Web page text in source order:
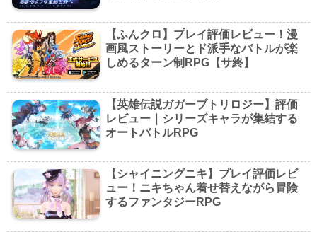
【ふんクロ】プレイ評価レビュー！漫
画風ストーリーとド派手なバトルが楽
しめるターン制RPG【サ終】
【英雄伝説ガガーブトリロジー】評価
レビュー｜シリーズキャラが集結する
オートバトルRPG
【シャイニングニキ】プレイ評価レビ
ュー！ニキちゃん着せ替えながら冒険
するファンタジーRPG